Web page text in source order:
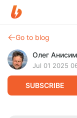
Go to blog
Олег
Jul 01 2025
SUBSCRIBE